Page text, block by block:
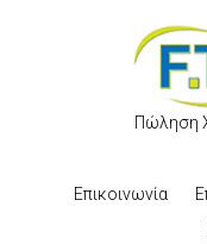
Πώληση
Επικοινωνία